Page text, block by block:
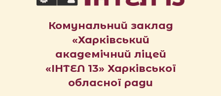
Комунальний заклад
«Харківський
академічний ліцей
«ІНТЕЛ 13» Харківської
обласної ради